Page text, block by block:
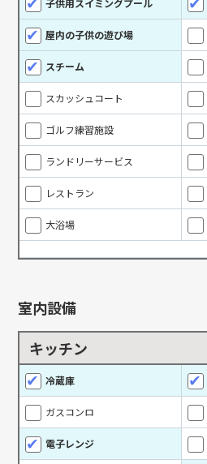
子供用スイミングプール
屋内の子供の遊び場
スチーム
スカッシュコート
ゴルフ練習施設
ランドリーサービス
レストラン
大浴場
室内設備
キッチン
冷蔵庫
ガスコンロ
電子レンジ